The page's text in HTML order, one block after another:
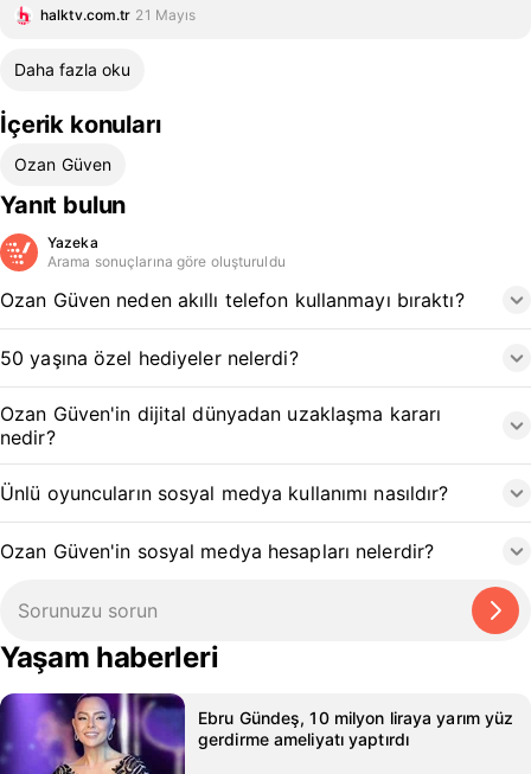
halktv.com.tr 21 Mayıs
Daha fazla oku
İçerik konuları
Ozan Güven
Yanıt bulun
Yazeka
Arama sonuçlarına göre oluşturuldu
Ozan Güven neden akıllı telefon kullanmayı bıraktı?
50 yaşına özel hediyeler nelerdi?
Ozan Güven'in dijital dünyadan uzaklaşma kararı
nedir?
Ünlü oyuncuların sosyal medya kullanımı nasıldır?
Ozan Güven'in sosyal medya hesapları nelerdir?
Yaşam haberleri
Ebru Gündeş, 10 milyon liraya yarım yüz
gerdirme ameliyatı yaptırdı